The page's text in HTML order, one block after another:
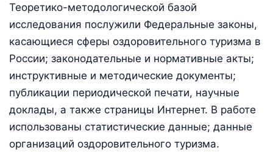
Теоретико-методологической базой
исследования послужили Федеральные законы,
касающиеся сферы оздоровительного туризма в
России; законодательные и нормативные акты;
инструктивные и методические документы;
публикации периодической печати, научные
доклады, а также страницы Интернет. В работе
использованы статистические данные; данные
организаций оздоровительного туризма.